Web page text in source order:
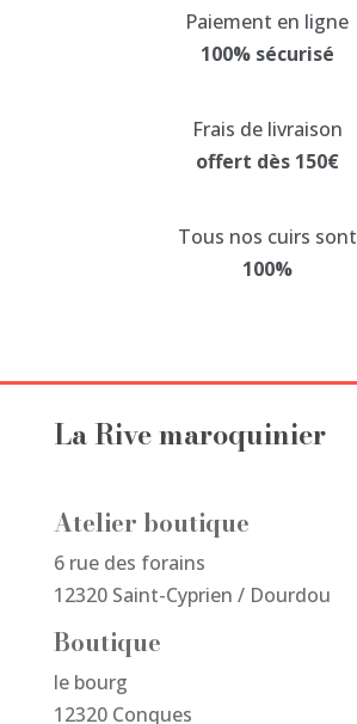
Paiement en ligne
100% sécurisé
Frais de livraison
offert dès 150€
Tous nos cuirs sont
100%
La Rive maroquinier
Atelier boutique
6 rue des forains
12320 Saint-Cyprien / Dourdou
Boutique
le bourg
12320 Conques